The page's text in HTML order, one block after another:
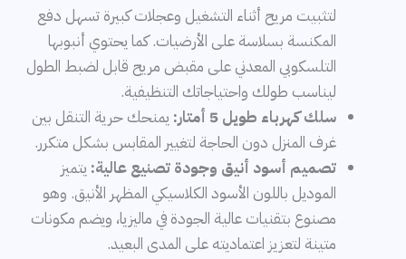
لتثبيت مريح أثناء التشغيل وعجلات كبيرة تسهل دفع
المكنسة بسلاسة على الأرضيات. كما يحتوي أنبوبها
التلسكوبي المعدني على مقبض مريح قابل لضبط الطول
ليناسب طولك واحتياجاتك التنظيفية.
سلك كهرباء طويل 5 أمتار:
يمنحك حرية التنقل بين
غرف المنزل دون الحاجة لتغيير المقابس بشكل متكرر.
تصميم أسود أنيق وجودة تصنيع عالية: يتميز
الموديل باللون الأسود الكلاسيكي المظهر الأنيق. وهو
مصنوع بتقنيات عالية الجودة في ماليزيا، ويضم مكونات
متينة لتعزيز اعتماديته على المدى البعيد.